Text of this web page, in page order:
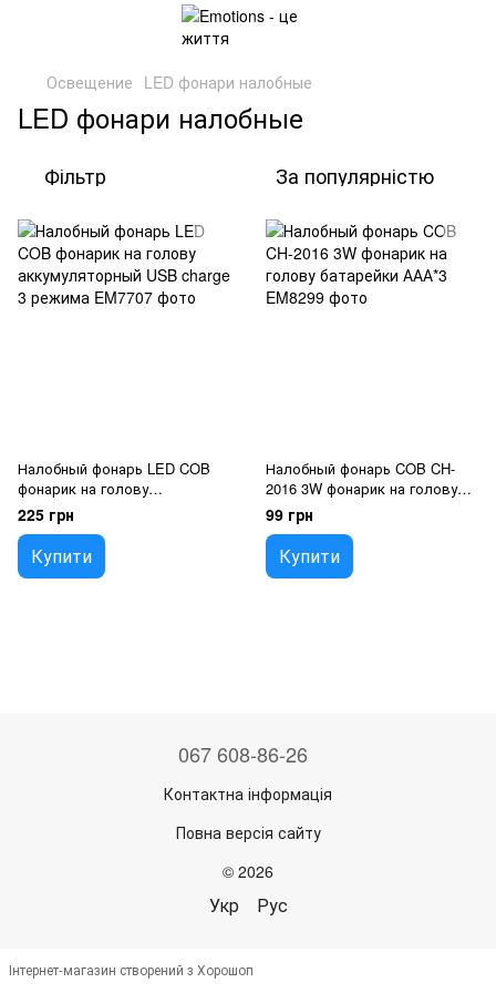
Освещение LED фонари налобные
LED фонари налобные
Фільтр За популярністю
Налобный фонарь LED COB
фонарик на голову
аккумуляторный USB charge 3
режима
225 грн
Купити
Налобный фонарь COB CH-
2016 3W фонарик на голову
батарейки ААА*3
99 грн
Купити
067 608-86-26
Контактна інформація
Повна версія сайту
© 2026
Укр Рус
Інтернет-магазин створений з Хорошоп